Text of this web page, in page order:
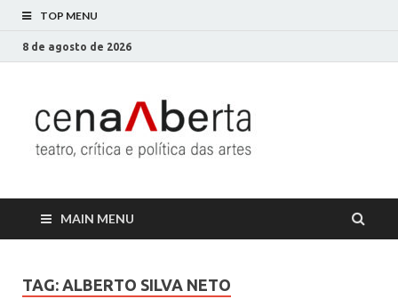
TOP MENU
8 de agosto de 2026
MAIN MENU
TAG: ALBERTO SILVA NETO